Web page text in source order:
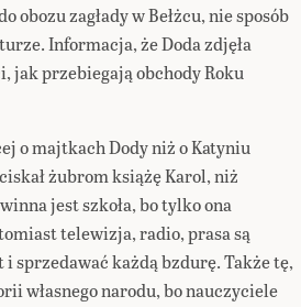
zagłady w Bełżcu, nie sposób
Informacja, że Doda zdjęła
jak przebiegają obchody Roku
o majtkach Dody niż o Katyniu
żubrom książę Karol, niż
jest szkoła, bo tylko ona
telewizja, radio, prasa są
sprzedawać każdą bzdurę. Także tę,
własnego narodu, bo nauczyciele